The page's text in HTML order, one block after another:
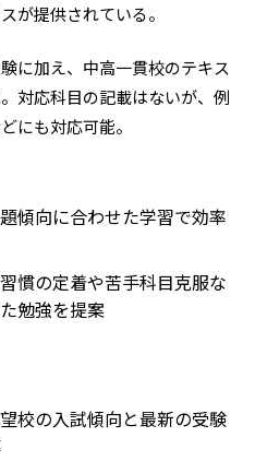
が提供されている。
に加え、中高一貫校のテキス
対応科目の記載はないが、例
にも対応可能。
傾向に合わせた学習で効率
慣の定着や苦手科目克服な
勉強を提案
校の入試傾向と最新の受験